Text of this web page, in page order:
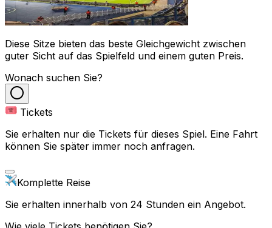
Diese Sitze bieten das beste Gleichgewicht zwischen
guter Sicht auf das Spielfeld und einem guten Preis.
Wonach suchen Sie?
Tickets
Sie erhalten nur die Tickets für dieses Spiel. Eine Fahrt
können Sie später immer noch anfragen.
Komplette Reise
Sie erhalten innerhalb von 24 Stunden ein Angebot.